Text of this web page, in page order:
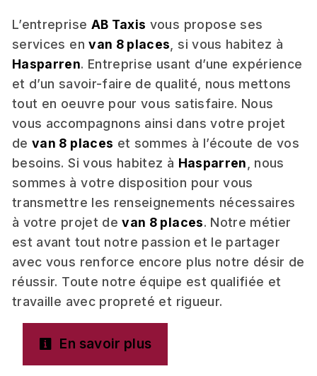
L’entreprise AB Taxis vous propose ses
services envan 8 places , si vous habitez à
Hasparren. Entreprise usant d’une expérience
et d’un savoir-faire de qualité, nous mettons
tout en oeuvre pour vous satisfaire. Nous
vous accompagnons ainsi dans votre projet
devan 8 places et sommes à l’écoute de vos
besoins. Si vous habitez à Hasparren , nous
sommes à votre disposition pour vous
transmettre les renseignements nécessaires
à votre projet devan 8 places. Notre métier
est avant tout notre passion et le partager
avec vous renforce encore plus notre désir de
réussir. Toute notre équipe est qualifiée et
travaille avec propreté et rigueur.
En savoir plus